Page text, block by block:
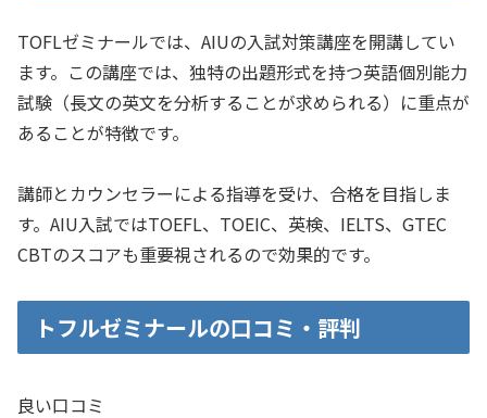
TOFLゼミナールでは、AIUの入試対策講座を開講してい
ます。この講座では、独特の出題形式を持つ英語個別能力
試験（長文の英文を分析することが求められる）に重点が
あることが特徴です。
講師とカウンセラーによる指導を受け、合格を目指しま
す。AIU入試ではTOEFL、TOEIC、英検、IELTS、GTEC
CBTのスコアも重要視されるので効果的です。
トフルゼミナールの口コミ・評判
良い口コミ